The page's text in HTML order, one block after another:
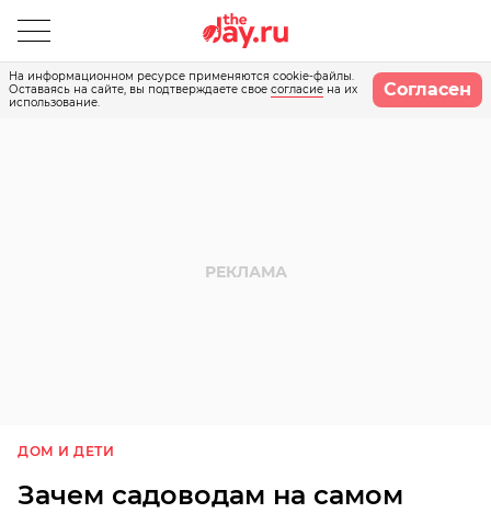
На информационном ресурсе применяются cookie-файлы.
Оставаясь на сайте, вы подтверждаете свое согласие на их
использование.
Согласен
ДОМ И ДЕТИ
Зачем садоводам на самом